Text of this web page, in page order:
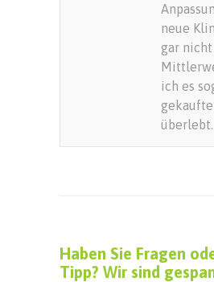
neue
gar nicht
ich es
überlebt.
Haben Sie Fragen
Tipp? Wir sind